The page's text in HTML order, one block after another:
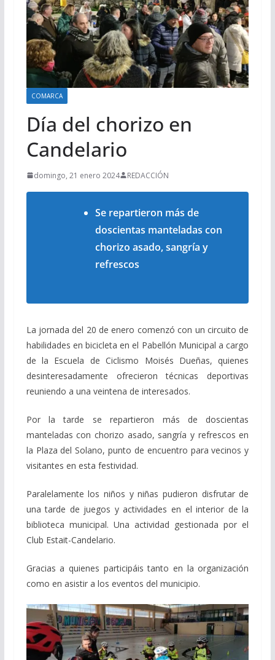
COMARCA
Día del chorizo en
Candelario
domingo, 21 enero 2024 REDACCIÓN
Se repartieron más de
doscientas manteladas con
chorizo asado, sangría y
refrescos
La jornada del 20 de enero comenzó con un circuito de
habilidades en bicicleta en el Pabellón Municipal a cargo
de la Escuela de Ciclismo Moisés Dueñas, quienes
desinteresadamente ofrecieron técnicas deportivas
reuniendo a una veintena de interesados.
Por la tarde se repartieron más de doscientas
manteladas con chorizo asado, sangría y refrescos en
la Plaza del Solano, punto de encuentro para vecinos y
visitantes en esta festividad.
Paralelamente los niños y niñas pudieron disfrutar de
una tarde de juegos y actividades en el interior de la
biblioteca municipal. Una actividad gestionada por el
Club Estait-Candelario.
Gracias a quienes participáis tanto en la organización
como en asistir a los eventos del municipio.